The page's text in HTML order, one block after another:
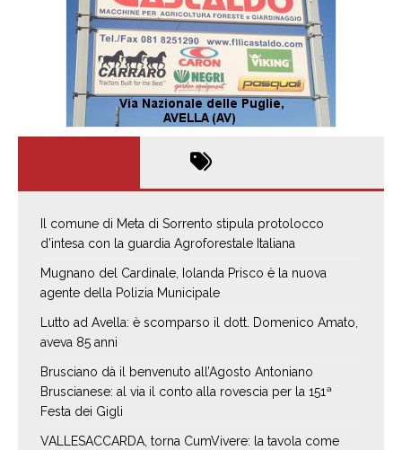
Il comune di Meta di Sorrento stipula protolocco
d’intesa con la guardia Agroforestale Italiana
Mugnano del Cardinale, Iolanda Prisco è la nuova
agente della Polizia Municipale
Lutto ad Avella: è scomparso il dott. Domenico Amato,
aveva 85 anni
Brusciano dà il benvenuto all’Agosto Antoniano
Bruscianese: al via il conto alla rovescia per la 151ª
Festa dei Gigli
VALLESACCARDA, torna CumVivere: la tavola come